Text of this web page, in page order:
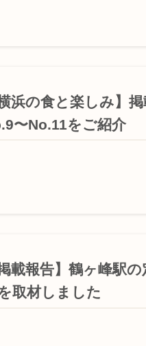
横浜の食と楽しみ】
〜No.11をご紹介
掲載報告】鶴ヶ峰駅
取材しました